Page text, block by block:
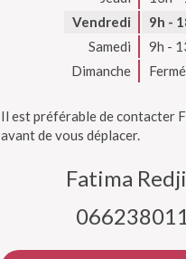
Vendredi
9h -
Samedi
9h -
Dimanche
Fermé
Il est préférable de contacter
avant de vous déplacer.
Fatima